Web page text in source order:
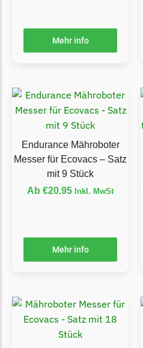
Ecovacs
Ecovacs Messer
Einhell Messer
Begrenzungsdraht
Etesia Messer
Begrenzungsdraht
Eufy
Ferrex
Ferrex Messer
Florabest
Florabest Messer
Begrenzungsdraht
Mehr info
Endurance Mähroboter
Messer für Ecovacs – Satz
mit 9 Stück
Ab €20.95 Inkl. MwSt
Mehr info